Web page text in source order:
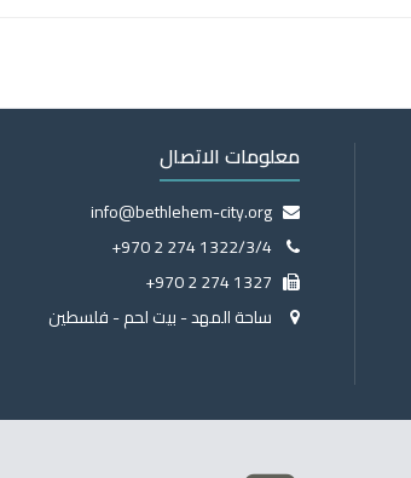
معلومات الاتصال
info@bethlehem-city.org
+970 2 274 1322/3/4
+970 2 274 1327
ساحة المهد - بيت لحم - فلسطين